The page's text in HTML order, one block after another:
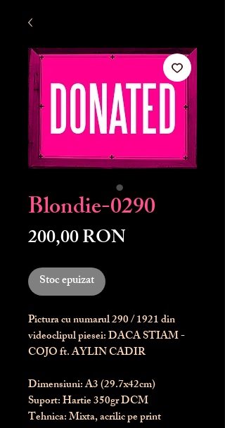
Blondie-0290
200,00 RONPreț
Stoc epuizat
Pictura cu numarul290/ 1921 din
videoclipul piesei: DACA STIAM -
COJO ft. AYLIN CADIR
Dimensiuni: A3 (29.7x42cm)
Suport: Hartie 350gr DCM
Tehnica: Mixta, acrilic pe print